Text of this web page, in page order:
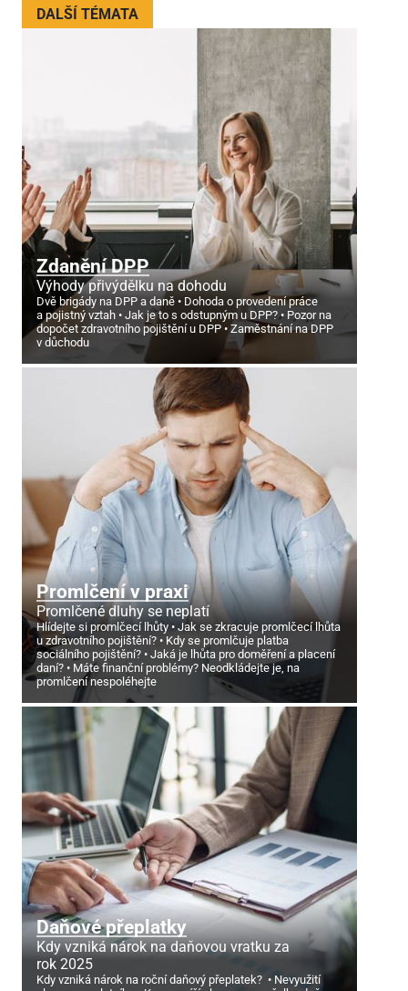
DALŠÍ TÉMATA
Zdanění DPP
Výhody přivýdělku na dohodu
Dvě brigády na DPP a daně
Dohoda o provedení práce
a pojistný vztah
Jak je to s odstupným u DPP?
Pozor na
dopočet zdravotního pojištění u DPP
Zaměstnání na DPP
v důchodu
Promlčení v praxi
Promlčené dluhy se neplatí
Hlídejte si promlčecí lhůty
Jak se zkracuje promlčecí lhůta
u zdravotního pojištění?
Kdy se promlčuje platba
sociálního pojištění?
Jaká je lhůta pro doměření a placení
daní?
Máte finanční problémy? Neodkládejte je, na
promlčení nespoléhejte
Daňové přeplatky
Kdy vzniká nárok na daňovou vratku za
rok 2025
Kdy vzniká nárok na roční daňový přeplatek?
Nevyužití